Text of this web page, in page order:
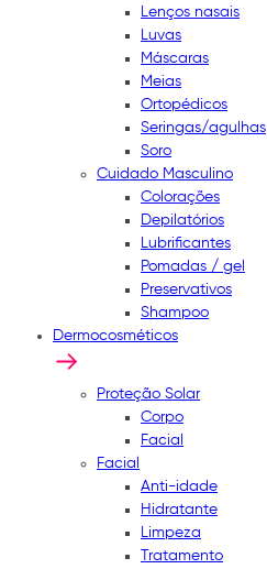
Lenços nasais
Luvas
Máscaras
Meias
Ortopédicos
Seringas/agulhas
Soro
Cuidado Masculino
Colorações
Depilatórios
Lubrificantes
Pomadas / gel
Preservativos
Shampoo
Dermocosméticos
Proteção Solar
Corpo
Facial
Facial
Anti-idade
Hidratante
Limpeza
Tratamento